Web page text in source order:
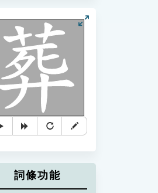
詞條功能